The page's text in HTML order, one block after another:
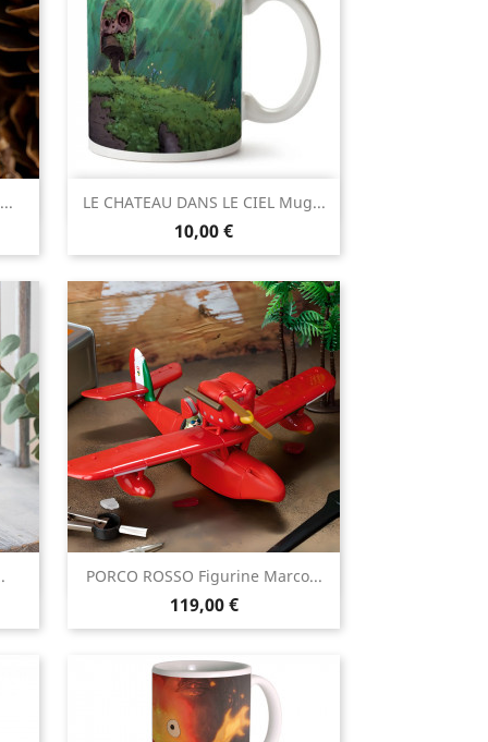
LE CHATEAU DANS LE CIEL Mug...
Prix
10,00 €
Aperçu rapide
PORCO ROSSO Figurine Marco...
Prix
119,00 €
Aperçu rapide